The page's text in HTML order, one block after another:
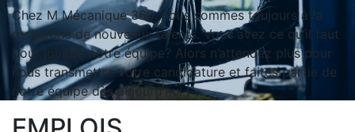
Chez M Mécanique 360, nous sommes toujours à la
recherche de nouveaux talents. Vous avez ce qu’il faut
pour joindre notre équipe? Alors n’attendez plus pour
nous transmettre votre candidature et faites partie de
notre équipe dès aujourd’hui !